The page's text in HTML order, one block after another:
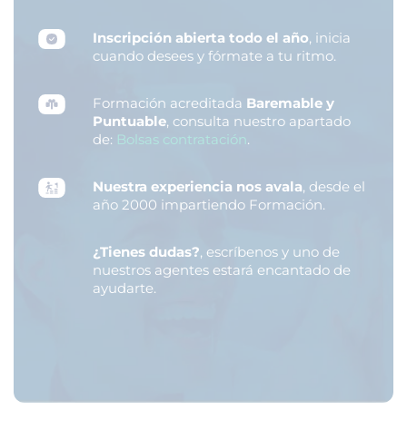
Inscripción abierta todo el año, inicia
cuando desees y fórmate a tu ritmo.
Formación acreditada Baremable y
Puntuable, consulta nuestro apartado
de: Bolsas contratación.
Nuestra experiencia nos avala, desde el
año 2000 impartiendo Formación.
¿Tienes dudas?, escríbenos y uno de
nuestros agentes estará encantado de
ayudarte.